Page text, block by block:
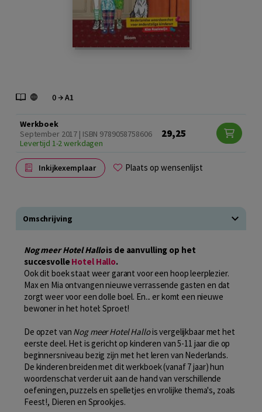
Werkboek
September 2017 | ISBN 9789058758606
Levertijd 1-2 werkdagen
29,25
Inkijkexemplaar Plaats op wensenlijst
Omschrijving
Nog meer Hotel Hallois de aanvulling op het
succesvolleHotel Hallo.
Ook dit boek staat weer garant voor een hoop leerplezier.
Max en Mia ontvangen nieuwe verrassende gasten en dat
zorgt weer voor een dolle boel. En... er komt een nieuwe
bewoner in het hotel: Sproet!
De opzet van Nog meer Hotel Hallois vergelijkbaar met het
eerste deel. Het is gericht op kinderen van 5-11 jaar die op
beginnersniveau bezig zijn met het leren van Nederlands.
De kinderen breiden met dit werkboek (vanaf 7 jaar) hun
woordenschat verder uit aan de hand van verschillende
oefeningen, puzzels en spelletjes en vrolijke thema's, zoals
Feest!, Dieren en Sprookjes.